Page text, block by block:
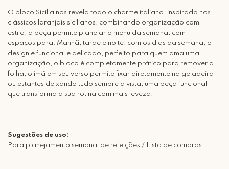
O bloco Sicilia nos revela todo o charme italiano, inspirado nos
clássicos laranjais sicilianos, combinando organização com
estilo, a peça permite planejar o menu da semana, com
espaços para: Manhã, tarde e noite, com os dias da semana, o
design é funcional e delicado, perfeito para quem ama uma
organização, o bloco é completamente prático para remover a
folha, o imã em seu verso permite fixar diretamente na geladeira
ou estantes deixando tudo sempre a vista, uma peça funcional
que transforma a sua rotina com mais leveza.
Sugestões de uso:
Para planejamento semanal de refeições / Lista de compras